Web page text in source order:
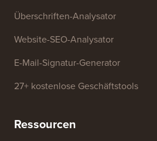
Überschriften-Analysator
Website-SEO-Analysator
E-Mail-Signatur-Generator
27+ kostenlose Geschäftstools
Ressourcen